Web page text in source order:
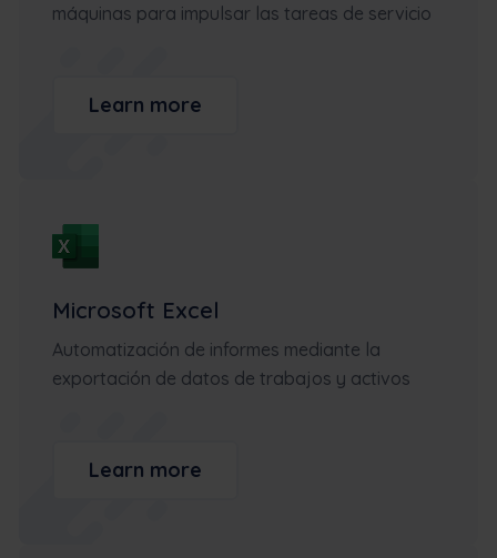
máquinas para impulsar las tareas de servicio
Learn more
Microsoft Excel
Automatización de informes mediante la
exportación de datos de trabajos y activos
Learn more